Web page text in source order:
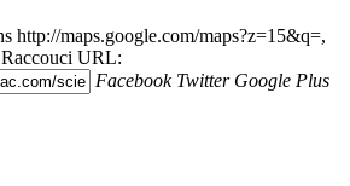
http://maps.google.com/maps?z=15&q=,
Raccouci URL:
Facebook Twitter Google Plus